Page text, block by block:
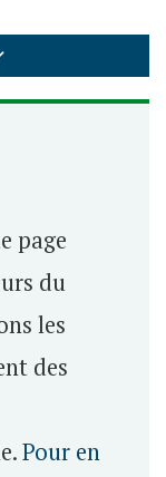
page
du
les
des
Pour en